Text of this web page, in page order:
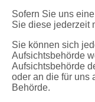
Sofern Sie uns
Sie diese jederzeit
Sie können sich
Aufsichtsbehörde
Aufsichtsbehörde
oder an die für uns
Behörde.